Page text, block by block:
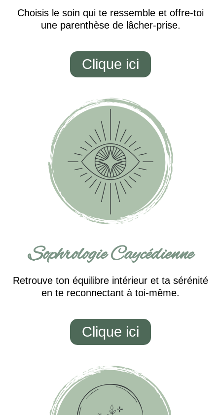
Choisis le soin qui te ressemble et offre-toi
une parenthèse de lâcher-prise.
Clique ici
Sophrologie Caycédienne
Retrouve ton équilibre intérieur et ta sérénité
en te reconnectant à toi-même.
Clique ici